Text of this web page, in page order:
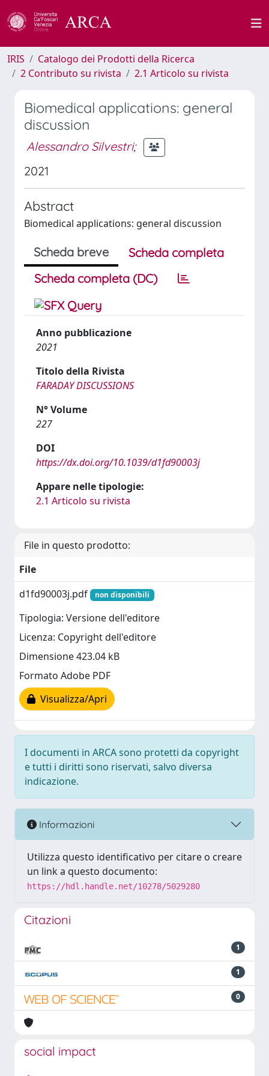
IRIS
Catalogo dei Prodotti della Ricerca
2 Contributo su rivista
2.1 Articolo su rivista
Biomedical applications: general
discussion
Alessandro Silvestri;
2021
Abstract
Biomedical applications: general discussion
Scheda breve
Scheda completa
Scheda completa (DC)
Anno pubblicazione
2021
Titolo della Rivista
FARADAY DISCUSSIONS
N° Volume
227
DOI
https://dx.doi.org/10.1039/d1fd90003j
Appare nelle tipologie:
2.1 Articolo su rivista
File in questo prodotto:
File
d1fd90003j.pdf
non disponibili
Tipologia: Versione dell'editore
Licenza: Copyright dell'editore
Dimensione 423.04 kB
Formato Adobe PDF
Visualizza/Apri
I documenti in ARCA sono protetti da copyright
e tutti i diritti sono riservati, salvo diversa
indicazione.
Informazioni
Utilizza questo identificativo per citare o creare
un link a questo documento:
https://hdl.handle.net/10278/5029280
Citazioni
1
1
0
social impact